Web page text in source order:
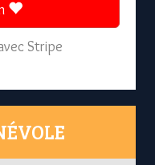
Stripe